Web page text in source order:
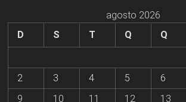
agosto 2026
D
S T Q Q
2
3 4 5 6
9
10 11 12 13